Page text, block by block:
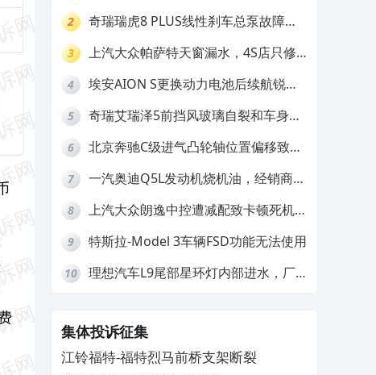
2
奇瑞瑞虎8 PLUS线性刹车总泵故障，
3
上汽大众帕萨特天窗漏水，4S店只修
4
埃安AION S更换动力电池后续航锐
5
奇瑞艾瑞泽5前挡风玻璃自裂和车身多
6
北京奔驰C级进气凸轮轴位置偏移致发
7
一汽奥迪Q5L发动机烧机油，经销商推
8
上汽大众朗逸中控遭减配致卡顿死机，
9 特斯拉-Model 3车辆FSD功能无法使用
10
理想汽车L9尾部星环灯内部进水，厂
集体投诉征集
江铃福特-福特烈马前桥支架断裂